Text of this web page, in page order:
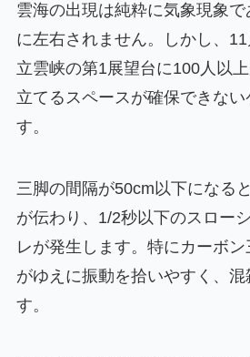
雲海の出現は純粋に気象現象で
に左右されません。しかし、
立雲峡の第1展望台に100人以
立てるスペースが確保できない
す。
三脚の間隔が50cm以下になる
が伝わり、1/2秒以下のスロー
レが発生します。特にカーボ
がゆえに振動を拾いやすく、
す。